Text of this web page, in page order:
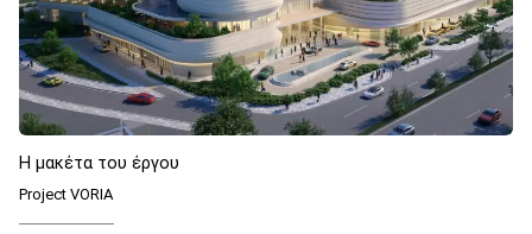
Η μακέτα του έργου
Project VORIA